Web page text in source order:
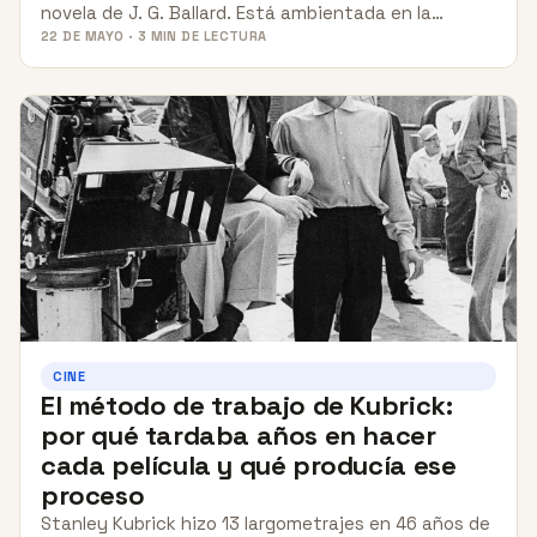
novela de J. G. Ballard. Está ambientada en la…
22 DE MAYO · 3 MIN DE LECTURA
CINE
El método de trabajo de Kubrick:
por qué tardaba años en hacer
cada película y qué producía ese
proceso
Stanley Kubrick hizo 13 largometrajes en 46 años de